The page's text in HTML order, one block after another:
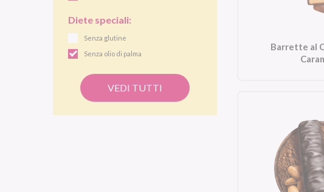
Diete speciali:
Senza glutine
Senza olio di palma
VEDI TUTTI
Barrette al